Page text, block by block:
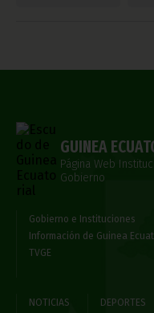
GUINEA
Página Web
Gobierno
Gobierno e Instituciones
Información de Guinea
TVGE
NOTICIAS
DEPORTES